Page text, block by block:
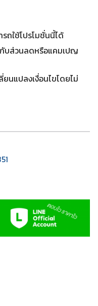
ถใช้โปรโมชั่นนี้ได้
กับส่วนลดหรือแคมเปญ
นแปลงเงื่อนไขโดยไม่